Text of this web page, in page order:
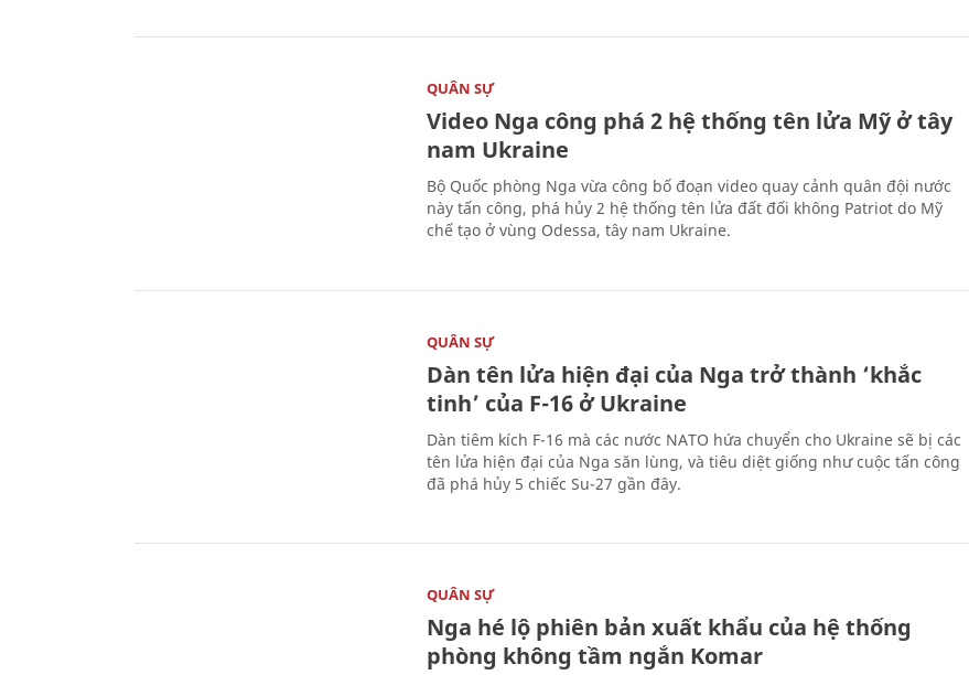
QUÂN SỰ
Video Nga công phá 2 hệ thống tên lửa Mỹ ở tây
nam Ukraine
Bộ Quốc phòng Nga vừa công bố đoạn video quay cảnh quân đội nước
này tấn công, phá hủy 2 hệ thống tên lửa đất đối không Patriot do Mỹ
chế tạo ở vùng Odessa, tây nam Ukraine.
QUÂN SỰ
Dàn tên lửa hiện đại của Nga trở thành ‘khắc
tinh’ của F-16 ở Ukraine
Dàn tiêm kích F-16 mà các nước NATO hứa chuyển cho Ukraine sẽ bị các
tên lửa hiện đại của Nga săn lùng, và tiêu diệt giống như cuộc tấn công
đã phá hủy 5 chiếc Su-27 gần đây.
QUÂN SỰ
Nga hé lộ phiên bản xuất khẩu của hệ thống
phòng không tầm ngắn Komar